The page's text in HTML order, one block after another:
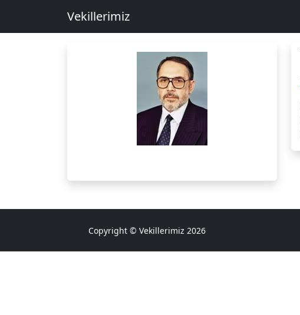
Vekillerimiz
Copyright © Vekillerimiz 2026